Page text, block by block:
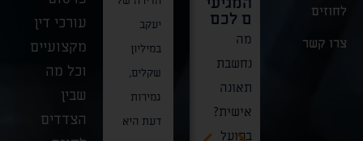
לחוזים
צרו קשר
ם לכם
מה
נחשבת
תאונה
אישית?
בפועל
דרמה
משפטית
רחבת
היקף
הגיעה
כאשר
כוחות
ההצלה,
המשטרה
ופקחי
המזון
יעקב
במיליון
שקלים,
גמירות
דעת היא
עורכי דין
מקצועיים
וכל מה
שבין
הצדדים